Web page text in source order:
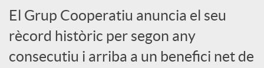
o
c
El Grup Cooperatiu anuncia el seu
rècord històric per segon any
consecutiu i arriba a un benefici net de